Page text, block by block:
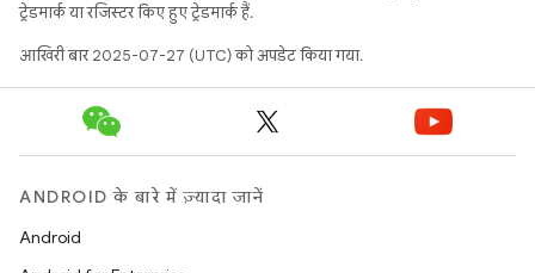
ट्रेडमार्क या रजिस्टर किए हुए ट्रेडमार्क हैं.
आखिरी बार 2025-07-27 (UTC) को अपडेट किया गया.
ANDROID के बारे में ज़्यादा जानें
Android